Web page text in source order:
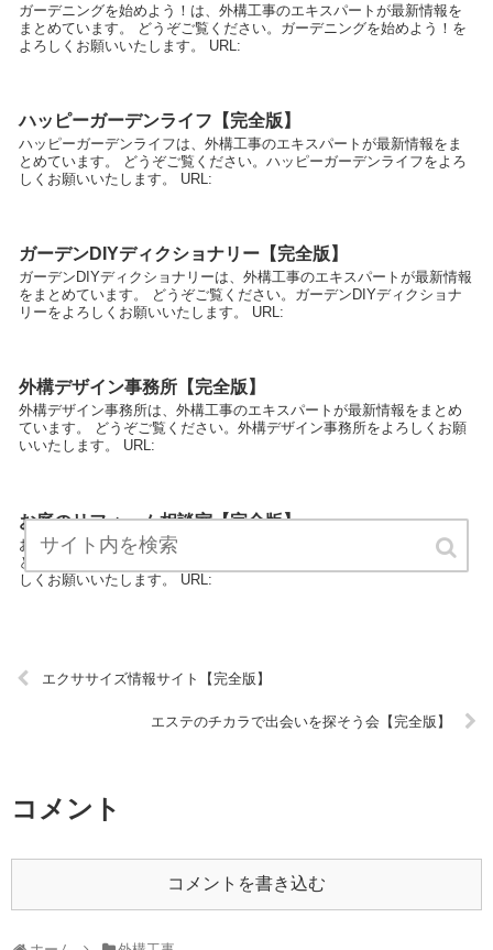
ガーデニングを始めよう！は、外構工事のエキスパートが最新情報を
まとめています。 どうぞご覧ください。ガーデニングを始めよう！を
よろしくお願いいたします。 URL:
ハッピーガーデンライフ【完全版】
ハッピーガーデンライフは、外構工事のエキスパートが最新情報をま
とめています。 どうぞご覧ください。ハッピーガーデンライフをよろ
しくお願いいたします。 URL:
ガーデンDIYディクショナリー【完全版】
ガーデンDIYディクショナリーは、外構工事のエキスパートが最新情報
をまとめています。 どうぞご覧ください。ガーデンDIYディクショナ
リーをよろしくお願いいたします。 URL:
外構デザイン事務所【完全版】
外構デザイン事務所は、外構工事のエキスパートが最新情報をまとめ
ています。 どうぞご覧ください。外構デザイン事務所をよろしくお願
いいたします。 URL:
お庭のリフォーム相談室【完全版】
お庭のリフォーム相談室は、外構工事のエキスパートが最新情報をま
とめています。 どうぞご覧ください。お庭のリフォーム相談室をよろ
しくお願いいたします。 URL:
エクササイズ情報サイト【完全版】
エステのチカラで出会いを探そう会【完全版】
コメント
コメントを書き込む